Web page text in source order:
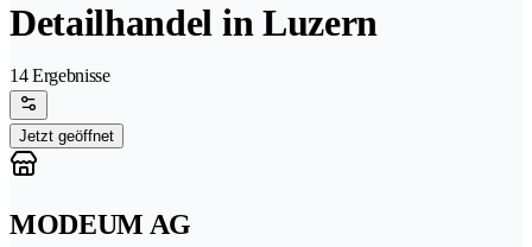
Detailhandel in Luzern
14 Ergebnisse
Jetzt geöffnet
MODEUM AG